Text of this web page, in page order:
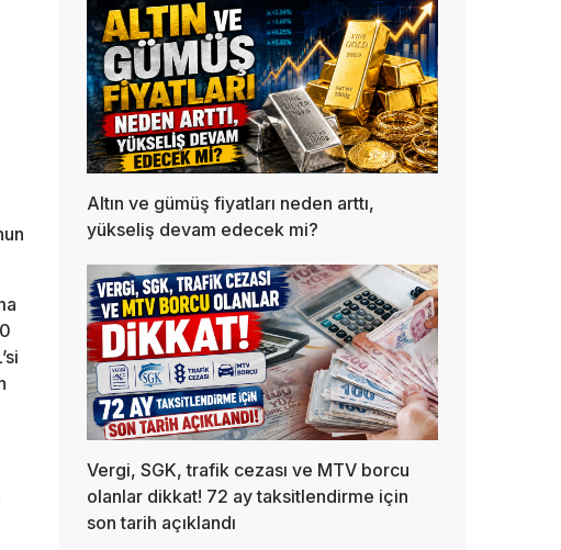
Altın ve gümüş fiyatları neden arttı,
yükseliş devam edecek mi?
Vergi, SGK, trafik cezası ve MTV borcu
olanlar dikkat! 72 ay taksitlendirme için
son tarih açıklandı